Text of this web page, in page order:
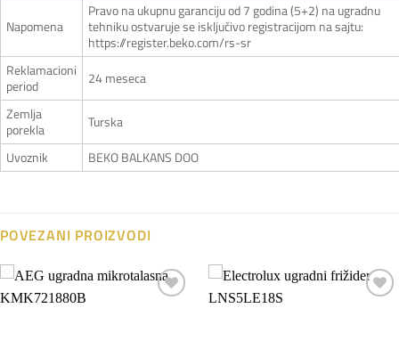
Napomena
Pravo na ukupnu garanciju od 7 godina (5+2) na ugradnu
tehniku ostvaruje se isključivo registracijom na sajtu:
https://register.beko.com/rs-sr
Reklamacioni
period
24 meseca
Zemlja
porekla
Turska
Uvoznik
BEKO BALKANS DOO
POVEZANI PROIZVODI